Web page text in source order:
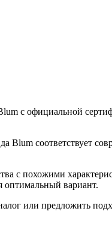
с официальной
соответствует
с похожими
оптимальный вариант.
или предложить